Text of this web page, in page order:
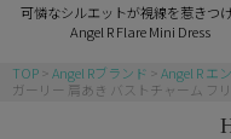
可憐なシルエットが視線を惹きつ
Angel R Flare Mini Dress
TOP Angel Rブランド Angel R エ
ガーリー 肩あき バストチャーム フ